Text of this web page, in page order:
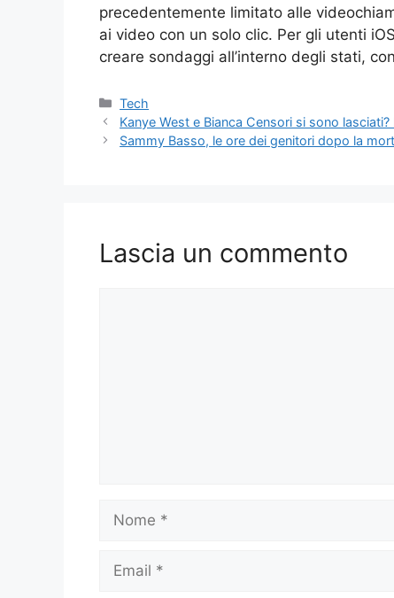
precedentemente limitato alle
ai video con un solo clic. Per gli utenti
creare sondaggi all’interno degli stati,
Categorie
Tech
Kanye West e Bianca Censori si sono
Sammy Basso, le ore dei genitori dopo la
Lascia un commento